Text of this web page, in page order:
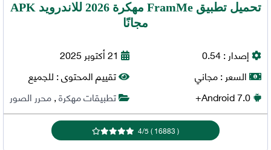
تحميل تطبيق FramMe مهكرة 2026 للاندرويد APK
مجانًا
إصدار :0.54
السعر :مجاني
Android7.0+
21 أكتوبر 2025
تقييم المحتوى :للجميع
تطبيقات مهكرة,محرر الصور
(
16883
)
4/5